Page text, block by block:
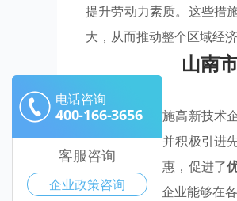
提升劳动力素质。这些措
大，从而推动整个区域经
山南
山南市通过实施高新技术
支持的力度，并积极引进
了实质性的优惠，促进了
使得高新技术企业能够在
电话咨询
400-166-3656
客服咨询
企业政策咨询